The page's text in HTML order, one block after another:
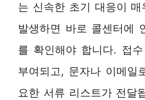
는 신속한 초기 대응이
발생하면 바로 콜센터에
를 확인해야 합니다. 접
부여되고, 문자나 이메일
요한 서류 리스트가 전달